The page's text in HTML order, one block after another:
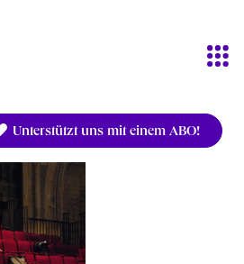
Unterstützt uns mit einem ABO!